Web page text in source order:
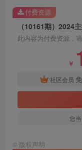
此内容为付费资源，
￥
社区会员
您
付费资源
© 版权声明